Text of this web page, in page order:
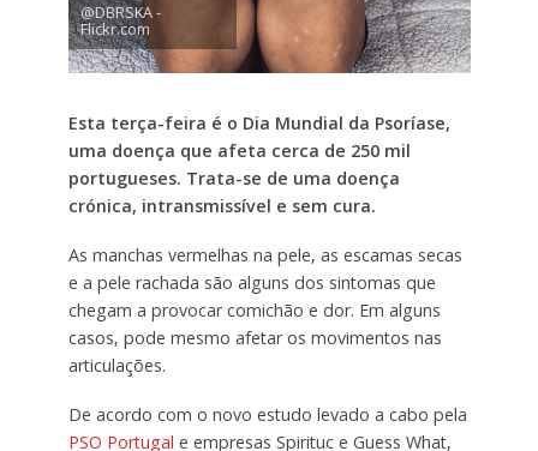
@DBRSKA -
Flickr.com
Esta terça-feira é o Dia Mundial da Psoríase,
uma doença que afeta cerca de 250 mil
portugueses. Trata-se de uma doença
crónica, intransmissível e sem cura.
As manchas vermelhas na pele, as escamas secas
e a pele rachada são alguns dos sintomas que
chegam a provocar comichão e dor. Em alguns
casos, pode mesmo afetar os movimentos nas
articulações.
De acordo com o novo estudo levado a cabo pela
PSO Portugal e empresas Spirituc e Guess What,